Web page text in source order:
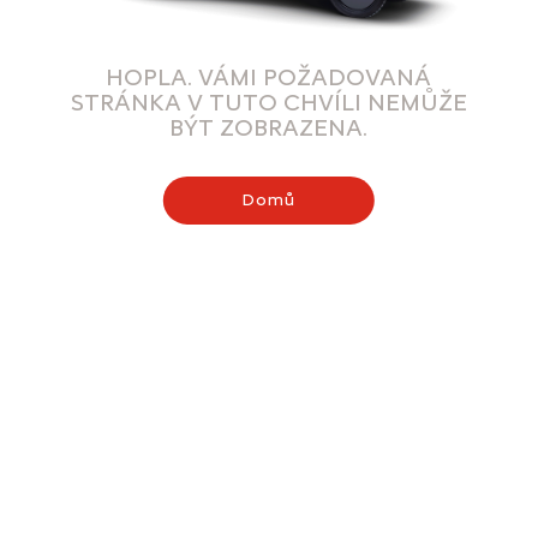
HOPLA. VÁMI POŽADOVANÁ
STRÁNKA V TUTO CHVÍLI NEMŮŽE
BÝT ZOBRAZENA.
Domů